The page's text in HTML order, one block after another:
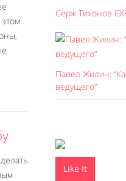
Серж Тихонов
Павел Жилин:
ведущего”
Like It